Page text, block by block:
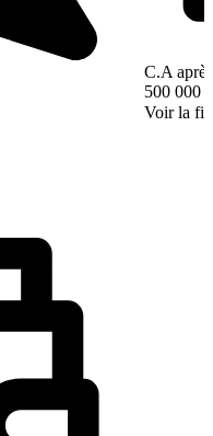
C.A
500 000 €
Voir la